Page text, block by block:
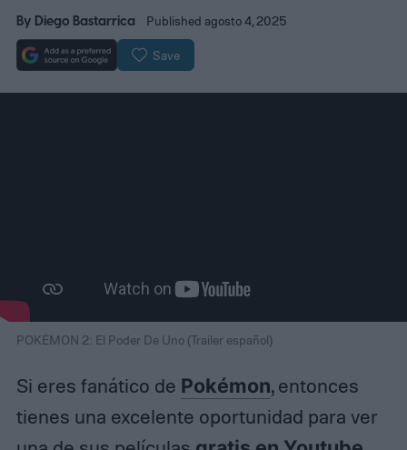
By Diego Bastarrica Published agosto 4, 2025
Save
POKÉMON 2: El Poder De Uno (Trailer español)
Si eres fanático de Pokémon, entonces
tienes una excelente oportunidad para ver